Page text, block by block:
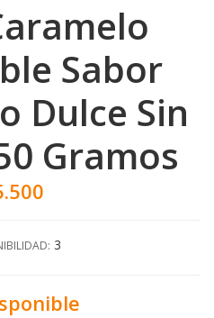
Sabor
Dulce Sin
Gramos
3